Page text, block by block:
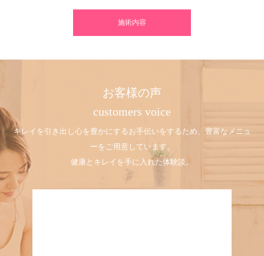
施術内容
お客様の声
customers voice
キレイを引き出し心を豊かにするお手伝いをするため、豊富なメニュ
ーをご用意しています。
健康とキレイを手に入れた体験談。